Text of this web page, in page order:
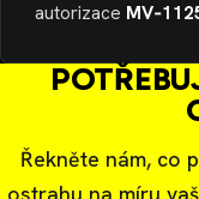
autorizace
Řekněte nám, co
ostrahu na míru